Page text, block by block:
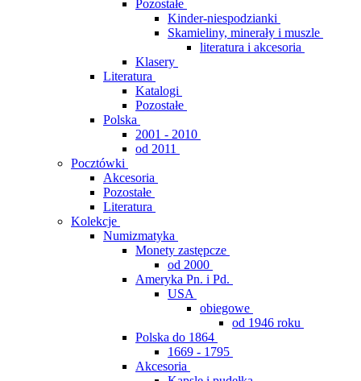
Pozostałe
Kinder-niespodzianki
Skamieliny, minerały i muszle
literatura i akcesoria
Klasery
Literatura
Katalogi
Pozostałe
Polska
2001 - 2010
od 2011
Pocztówki
Akcesoria
Pozostałe
Literatura
Kolekcje
Numizmatyka
Monety zastępcze
od 2000
Ameryka Pn. i Pd.
USA
obiegowe
od 1946 roku
Polska do 1864
1669 - 1795
Akcesoria